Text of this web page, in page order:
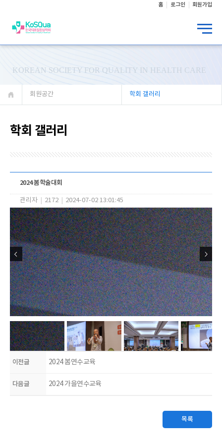
홈 로그인 회원가입
KOREAN SOCIETY FOR QUALITY IN HEALTH CARE
회원공간 학회 갤러리
학회 갤러리
2024 봄학술대회
관리자 2172 2024-07-02 13:01:45
이전글 2024 봄연수교육
다음글 2024 가을연수교육
목록